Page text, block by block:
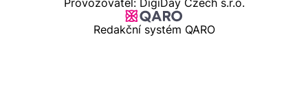
Provozovatel: DigiDay Czech s.r.o.
Redakční systém QARO